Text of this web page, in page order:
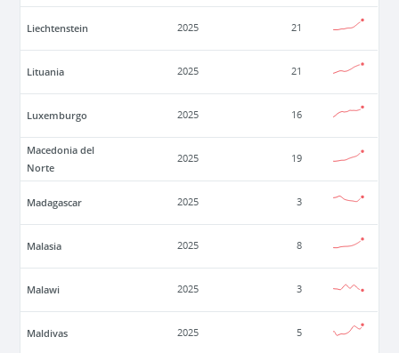
Liechtenstein 2025 21
Lituania 2025 21
Luxemburgo 2025 16
Macedonia del
Norte
2025 19
Madagascar 2025 3
Malasia 2025 8
Malawi 2025 3
Maldivas 2025 5